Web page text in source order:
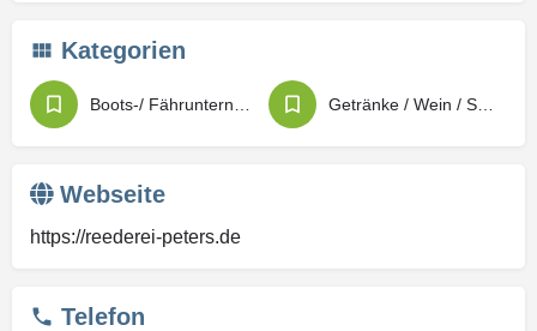
Kategorien
Webseite
https://reederei-peters.de
Telefon